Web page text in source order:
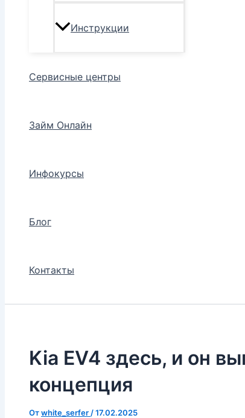
Инструкции
Сервисные центры
Займ Онлайн
Инфокурсы
Блог
Контакты
Kia EV4 здесь, и он
концепция
Отwhite_serfer /17.02.2025